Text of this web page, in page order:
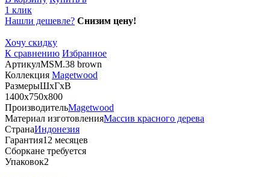
1 клик
Нашли дешевле? Снизим цену!
Хочу скидку
К сравнению Избранное
АртикулMSM.38 brown
Коллекция Magetwood
РазмерыШхГхВ
1400х750х800
ПроизводительMagetwood
Материал изготовленияМассив красного дерева
СтранаИндонезия
Гарантия12 месяцев
Сборкане требуется
Упаковок2